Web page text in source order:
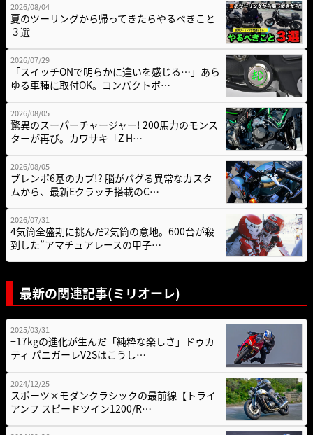
2026/08/04
夏のツーリングから帰ってきたらやるべきこと
３選
2026/07/29
「スイッチONで明らかに違いを感じる…」あら
ゆる車種に取付OK。コンパクトボ…
2026/08/05
驚異のスーパーチャージャー! 200馬力のモンス
ターが再び。カワサキ「Z H…
2026/08/05
ブレンボ6基のカブ!? 脳がバグる異常なカスタ
ムから、最新Eクラッチ搭載のC…
2026/07/31
4気筒全盛期に挑んだ2気筒の意地。600台が殺
到した”アマチュアレースの甲子…
最新の関連記事(ミリオーレ)
2025/03/31
−17kgの進化が生んだ「純粋な楽しさ」ドゥカ
ティ パニガーレV2Sはこうし…
2024/12/25
スポーツ×モダンクラシックの最前線【トライ
アンフ スピードツイン1200/R…